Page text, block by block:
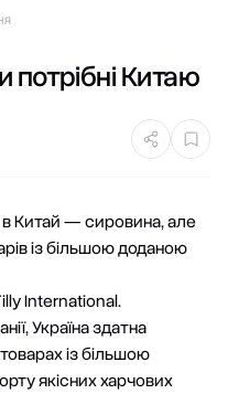
потрібні Китаю
в Китай — сировина, але
із більшою доданою
International.
Україна здатна
із більшою
якісних харчових